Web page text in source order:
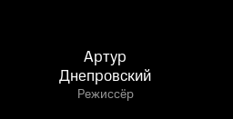
Артур
Днепровский
Режиссёр